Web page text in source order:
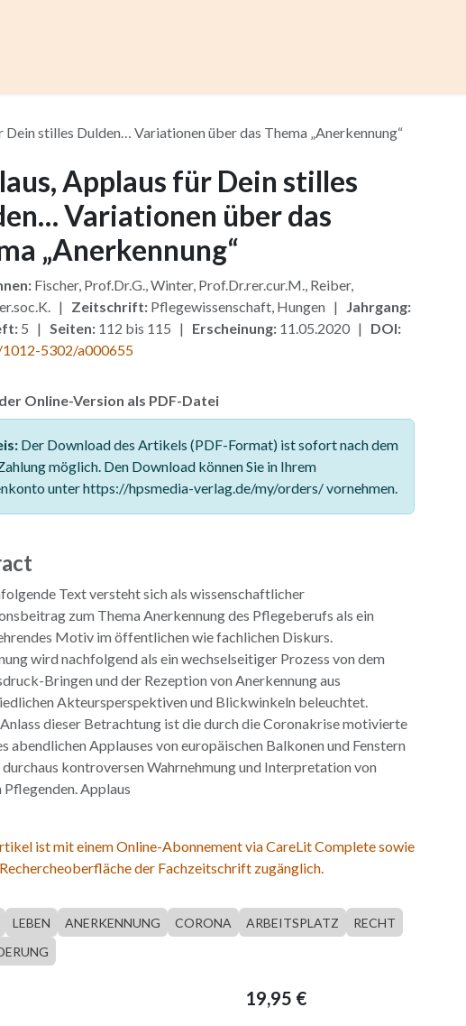
Dein stilles Dulden… Variationen über das Thema „Anerkennung“
Applaus für Dein stilles
Variationen über das
„Anerkennung“
Fischer, Prof.Dr.G., Winter, Prof.Dr.rer.cur.M., Reiber,
| Zeitschrift:Pflegewissenschaft, Hungen | Jahrgang:
5 | Seiten:112 bis 115 | Erscheinung:11.05.2020 | DOI:
5302/a000655
Online-Version als PDF-Datei
Der Download des Artikels (PDF-Format) ist sofort nach dem
möglich. Den Download können Sie in Ihrem
unter https://hpsmedia-verlag.de/my/orders/ vornehmen.
Text versteht sich als wissenschaftlicher
zum Thema Anerkennung des Pflegeberufs als ein
Motiv im öffentlichen wie fachlichen Diskurs.
wird nachfolgend als ein wechselseitiger Prozess von dem
Bringen und der Rezeption von Anerkennung aus
Akteursperspektiven und Blickwinkeln beleuchtet.
dieser Betrachtung ist die durch die Coronakrise motivierte
abendlichen Applauses von europäischen Balkonen und Fenstern
durchaus kontroversen Wahrnehmung und Interpretation von
Applaus
ist mit einem Online-Abonnement via CareLit Complete sowie
der Fachzeitschrift zugänglich.
LEBEN ANERKENNUNG CORONA ARBEITSPLATZ
RECHT
19,95 €